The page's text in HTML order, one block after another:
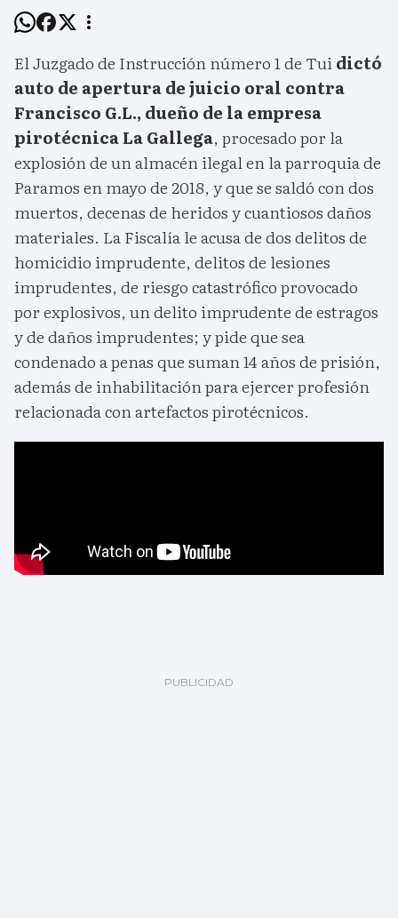
El Juzgado de Instrucción número 1 de Tuidictó
auto de apertura de juicio oral contra
Francisco G.L., dueño de la empresa
pirotécnica La Gallega, procesado por la
explosión de un almacén ilegal en la parroquia de
Paramos en mayo de 2018, y que se saldó con dos
muertos, decenas de heridos y cuantiosos daños
materiales. La Fiscalía le acusa de dos delitos de
homicidio imprudente, delitos de lesiones
imprudentes, de riesgo catastrófico provocado
por explosivos, un delito imprudente de estragos
y de daños imprudentes; y pide que sea
condenado a penas que suman 14 años de prisión,
además de inhabilitación para ejercer profesión
relacionada con artefactos pirotécnicos.